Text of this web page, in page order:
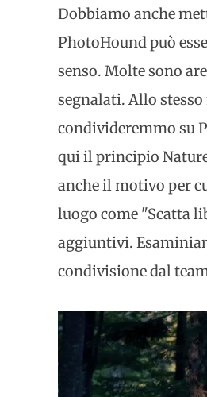
Dobbiamo anche
PhotoHound può
senso. Molte sono
segnalati. Allo
condivideremmo su
qui il principio
anche il motivo per
luogo come "Scatta
aggiuntivi.
condivisione dal